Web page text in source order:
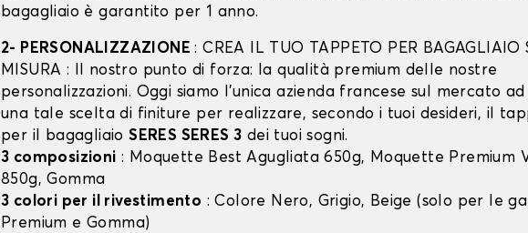
bagagliaio è garantito per 1 anno.
2- PERSONALIZZAZIONE: CREA IL TUO TAPPETO PER BAGAGLIAIO
MISURA : Il nostro punto di forza: la qualità premium delle nostre
personalizzazioni. Oggi siamo l’unica azienda francese sul mercato
una tale scelta di finiture per realizzare, secondo i tuoi desideri, il
per il bagagliaioSERES SERES 3 dei tuoi sogni.
3 composizioni : Moquette Best Agugliata 650g, Moquette Premium
850g, Gomma
3 colori per il rivestimento : Colore Nero, Grigio, Beige (solo per le
Premium e Gomma)